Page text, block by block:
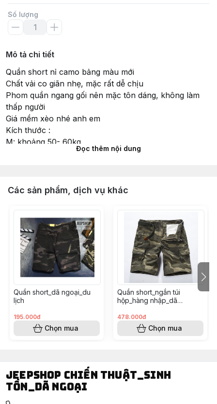
Số lượng
Mô tả chi tiết
Quần short nỉ camo bảng màu mới
Chất vải co giãn nhẹ, mặc rất dễ chịu
Phom quần ngang gối nên mặc tôn dáng, không làm
thấp người
Giá mềm xèo nhé anh em
Kích thước :
M: khoảng 50- 60kg
L : khoảng 60- 65kg
#shortcamo #shortni #quanngan #shortlinh
Đọc thêm nội dung
Các sản phẩm, dịch vụ khác
Quần short_dã ngoại_du
lịch
195.000đ
Chọn mua
Quần short_ngắn túi
hộp_hàng nhập_dã
478.000đ
Chọn mua
Jeepshop chiến thuật_sinh
tồn_dã ngoại